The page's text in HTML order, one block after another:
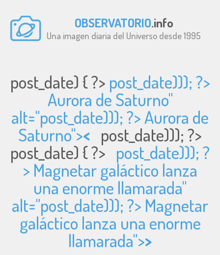
OBSERVATORIO.info
Una imagen diaria del Universo desde 1995
post_date) { ?> post_date))); ?>
Aurora de Saturno"
alt="post_date))); ?> Aurora de
Saturno">< post_date))); ?>
post_date) { ?> post_date))); ?
> Magnetar galáctico lanza
una enorme llamarada"
alt="post_date))); ?> Magnetar
galáctico lanza una enorme
llamarada">>